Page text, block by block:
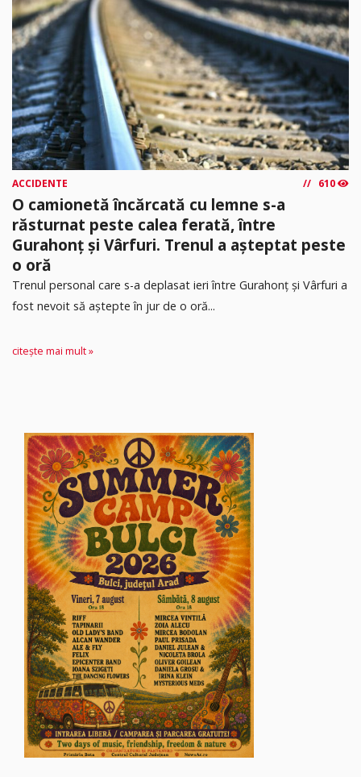
ACCIDENTE 610
O camionetă încărcată cu lemne s-a
răsturnat peste calea ferată, între
Gurahonț și Vârfuri. Trenul a așteptat peste
o oră
Trenul personal care s-a deplasat ieri între Gurahonț și Vârfuri a
fost nevoit să aștepte în jur de o oră...
citește mai mult »